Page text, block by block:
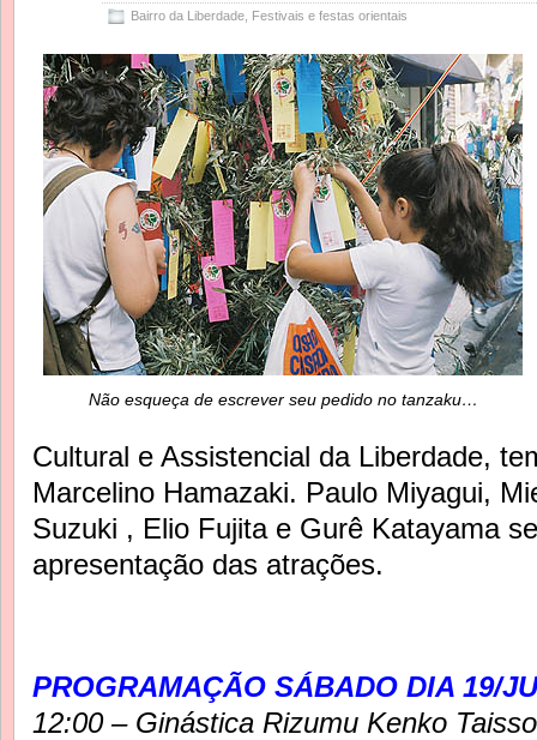
Bairro da Liberdade Festivais e festas orientais
Não esqueça de escrever seu pedido no tanzaku…
Cultural e Assistencial da Liberdade,
Marcelino Hamazaki. Paulo Miyagui,
Suzuki , Elio Fujita e Gurê Katayama
apresentação das atrações.
PROGRAMAÇÃO SÁBADO DIA 19/
12:00 – Ginástica Rizumu Kenko Taisso